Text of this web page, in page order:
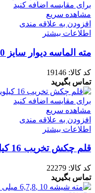
برای مقایسه اضافه کنید
مشاهده سریع
افزودن به علاقه مندی
اطلاعات بیشتر
مته الماسه دیوار سایز 10 توسن
کد کالا: 19146
تماس بگیرید
برای مقایسه اضافه کنید
مشاهده سریع
افزودن به علاقه مندی
اطلاعات بیشتر
قلم چکش تخریب 16 کیلویی 35*400*300 پاورتکس
کد کالا: 22279
تماس بگیرید